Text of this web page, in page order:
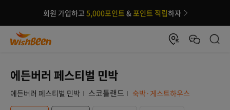
회원 가입하고 5,000포인트 &포인트 적립하자
에든버러 페스티벌 민박
에든버러 페스티벌 민박 스코틀랜드
숙박·게스트하우스